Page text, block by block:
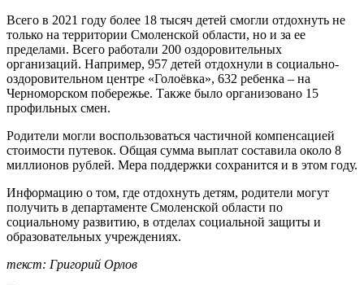
Всего в 2021 году более 18 тысяч детей смогли отдохнуть не
только на территории Смоленской области, но и за ее
пределами. Всего работали 200 оздоровительных
организаций. Например, 957 детей отдохнули в социально-
оздоровительном центре «Голоёвка», 632 ребенка – на
Черноморском побережье. Также было организовано 15
профильных смен.
Родители могли воспользоваться частичной компенсацией
стоимости путевок. Общая сумма выплат составила около 8
миллионов рублей. Мера поддержки сохранится и в этом году.
Информацию о том, где отдохнуть детям, родители могут
получить в департаменте Смоленской области по
социальному развитию, в отделах социальной защиты и
образовательных учреждениях.
текст: Григорий Орлов